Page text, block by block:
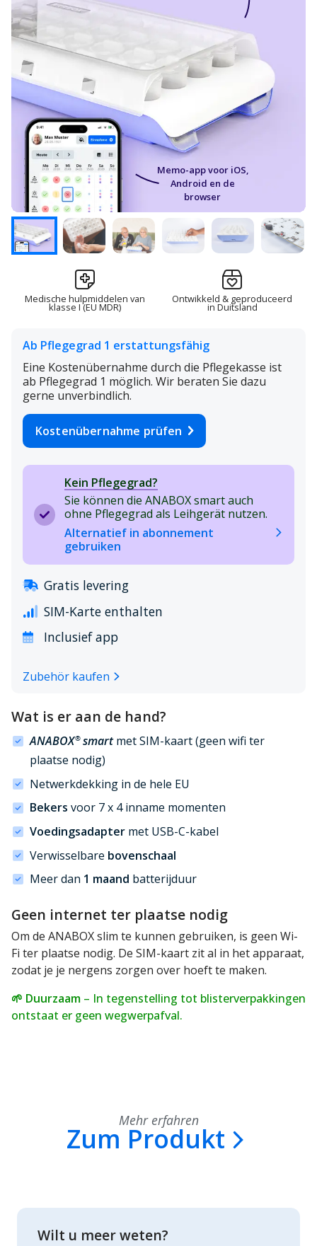
Memo-app voor iOS,
Android en de
browser
Medische hulpmiddelen van
klasse I (EU MDR)
Ontwikkeld & geproduceerd
in Duitsland
Wat is er aan de hand?
ANABOX®smart met SIM-kaart (geen wifi ter
plaatse nodig)
Netwerkdekking in de hele EU
Bekers voor 7 x 4 inname momenten
Voedingsadaptermet USB-C-kabel
Verwisselbare bovenschaal
Meer dan 1 maand batterijduur
Ab Pflegegrad 1 erstattungsfähig
Eine Kostenübernahme durch die Pflegekasse ist
ab Pflegegrad 1 möglich. Wir beraten Sie dazu
gerne unverbindlich.
Kostenübernahme prüfen
Kein Pflegegrad?
Sie können die ANABOX smart auch
ohne Pflegegrad als Leihgerät nutzen.
Alternatief in abonnement
gebruiken
Gratis levering
SIM-Karte enthalten
Inclusief app
Zubehör kaufen
Geen internet ter plaatse nodig
Om de ANABOX slim te kunnen gebruiken, is geen Wi-
Fi ter plaatse nodig. De SIM-kaart zit al in het apparaat,
zodat je je nergens zorgen over hoeft te maken.
🌱 Duurzaam – In tegenstelling tot blisterverpakkingen
ontstaat er geen wegwerpafval.
Mehr erfahren
Zum Produkt
Wilt u meer weten?